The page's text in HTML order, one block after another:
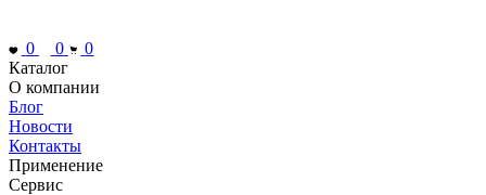
0 0
0
Каталог
О компании
Блог
Новости
Контакты
Применение
Сервис